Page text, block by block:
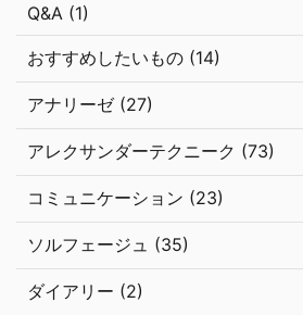
Q&A (1)
おすすめしたいもの (14)
アナリーゼ (27)
アレクサンダーテクニーク (73)
コミュニケーション (23)
ソルフェージュ (35)
ダイアリー (2)